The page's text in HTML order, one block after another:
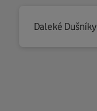
Daleké Dušníky